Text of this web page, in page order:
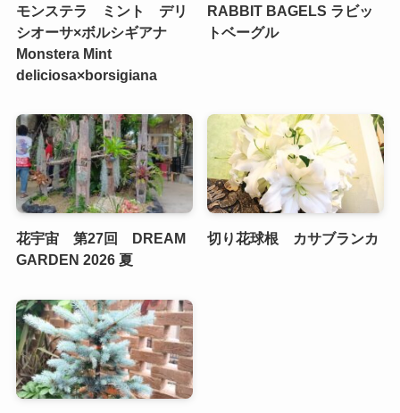
モンステラ ミント デリ
シオーサ×ボルシギアナ
Monstera Mint
deliciosa×borsigiana
RABBIT BAGELS ラビッ
トベーグル
花宇宙 第27回 DREAM
GARDEN 2026 夏
切り花球根 カサブランカ